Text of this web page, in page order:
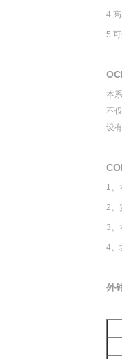
4.
5.
本
不
设
1、
2、
3、
4、
外